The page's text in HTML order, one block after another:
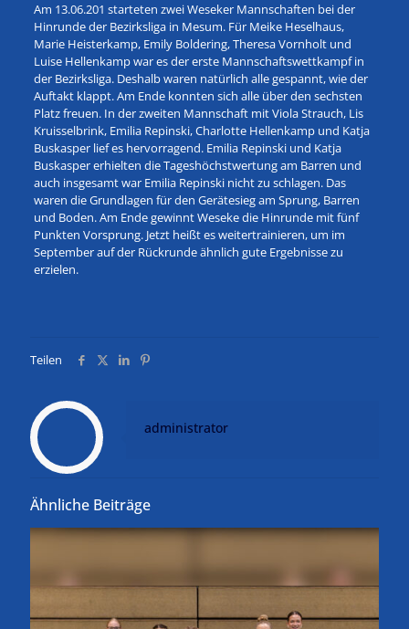
Am 13.06.201 starteten zwei Weseker Mannschaften bei der
Hinrunde der Bezirksliga in Mesum. Für Meike Heselhaus,
Marie Heisterkamp, Emily Boldering, Theresa Vornholt und
Luise Hellenkamp war es der erste Mannschaftswettkampf in
der Bezirksliga. Deshalb waren natürlich alle gespannt, wie der
Auftakt klappt. Am Ende konnten sich alle über den sechsten
Platz freuen. In der zweiten Mannschaft mit Viola Strauch, Lis
Kruisselbrink, Emilia Repinski, Charlotte Hellenkamp und Katja
Buskasper lief es hervorragend. Emilia Repinski und Katja
Buskasper erhielten die Tageshöchstwertung am Barren und
auch insgesamt war Emilia Repinski nicht zu schlagen. Das
waren die Grundlagen für den Gerätesieg am Sprung, Barren
und Boden. Am Ende gewinnt Weseke die Hinrunde mit fünf
Punkten Vorsprung. Jetzt heißt es weitertrainieren, um im
September auf der Rückrunde ähnlich gute Ergebnisse zu
erzielen.
Teilen
administrator
Ähnliche Beiträge